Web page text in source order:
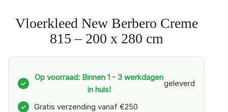
Vloerkleed New Berbero Creme
815 – 200 x 280 cm
✓
Op voorraad: Binnen 1 - 3 werkdagen
in huis!
geleverd
✓ Gratis verzending vanaf €250